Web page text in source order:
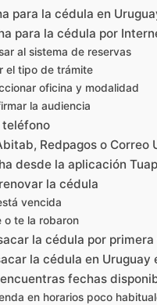
para la cédula en
para la cédula por
al sistema de reservas
el tipo de trámite
oficina y modalidad
la audiencia
teléfono
Redpagos o Correo
desde la aplicación
la cédula
vencida
o te la robaron
la cédula por primera
la cédula en Uruguay
fechas
en horarios poco